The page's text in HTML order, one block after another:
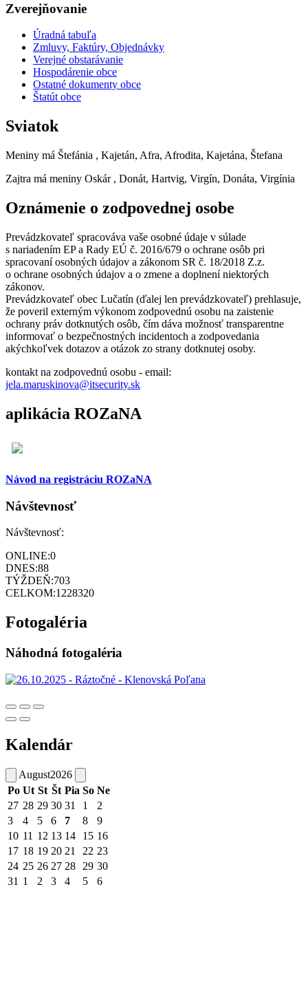
Zverejňovanie
Úradná tabuľa
Zmluvy, Faktúry, Objednávky
Verejné obstarávanie
Hospodárenie obce
Ostatné dokumenty obce
Štatút obce
Sviatok
Meniny má Štefánia , Kajetán, Afra, Afrodita, Kajetána, Štefana
Zajtra má meniny Oskár , Donát, Hartvig, Virgín, Donáta, Virgínia
Oznámenie o zodpovednej osobe
Prevádzkovateľ spracováva vaše osobné údaje v súlade
s nariadením EP a Rady EÚ č. 2016/679 o ochrane osôb pri
spracovaní osobných údajov a zákonom SR č. 18/2018 Z.z.
o ochrane osobných údajov a o zmene a doplnení niektorých
zákonov.
Prevádzkovateľ obec Lučatín (ďalej len prevádzkovateľ) prehlasuje,
že poveril externým výkonom zodpovednú osobu na zaistenie
ochrany práv dotknutých osôb, čím dáva možnosť transparentne
informovať o bezpečnostných incidentoch a zodpovedania
akýchkoľvek dotazov a otázok zo strany dotknutej osoby.
kontakt na zodpovednú osobu - email:
jela.maruskinova@itsecurity.sk
aplikácia ROZaNA
Návod na registráciu ROZaNA
Návštevnosť
Návštevnosť:
ONLINE:0
DNES:88
TÝŽDEŇ:703
CELKOM:1228320
Fotogaléria
Náhodná fotogaléria
Kalendár
August2026
Po Ut St Št Pia So Ne
27 28 29 30 31 1
2
3
4 5 6 7 8
9
10 11 12 13 14 15 16
17 18 19 20 21 22 23
24 25 26 27 28 29 30
31 1 2 3 4 5 6